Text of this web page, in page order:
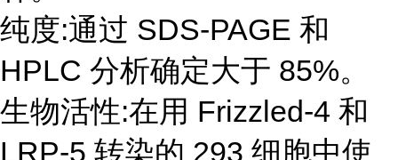
纯度:通过 SDS-PAGE 和
HPLC 分析确定大于 85%。
生物活性:在用 Frizzled-4 和
LRP-5 转染的 293 细胞中使